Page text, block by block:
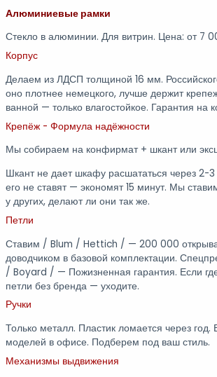
Алюминиевые рамки
Стекло в алюминии. Для витрин. Цена: от 7
Корпус
Делаем из ЛДСП толщиной 16 мм.
оно плотнее немецкого, лучше держит
ванной — только влагостойкое. Гарантия на
Крепёж - Формула надёжности
Мы собираем на конфирмат + шкант или
Шкант не дает шкафу расшататься через 2-
его не ставят — экономят 15 минут. Мы
у других, делают ли они так же.
Петли
Ставим / Blum / Hettich / — 200 000
доводчиком в базовой комплектации.
/ Boyard / — Пожизненная гарантия. Если
петли без бренда — уходите.
Ручки
Только металл. Пластик ломается через
моделей в офисе. Подберем под ваш стиль.
Механизмы выдвижения